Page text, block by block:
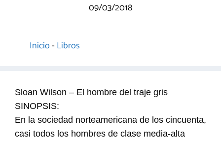
09/03/2018
Inicio-Libros
Sloan Wilson – El hombre del traje gris
SINOPSIS:
En la sociedad norteamericana de los cincuenta,
casi todos los hombres de clase media-alta